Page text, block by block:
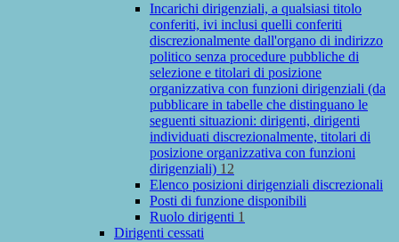
Incarichi dirigenziali, a qualsiasi titolo
conferiti, ivi inclusi quelli conferiti
discrezionalmente dall'organo di indirizzo
politico senza procedure pubbliche di
selezione e titolari di posizione
organizzativa con funzioni dirigenziali (da
pubblicare in tabelle che distinguano le
seguenti situazioni: dirigenti, dirigenti
individuati discrezionalmente, titolari di
posizione organizzativa con funzioni
dirigenziali) 12
Elenco posizioni dirigenziali discrezionali
Posti di funzione disponibili
Ruolo dirigenti 1
Dirigenti cessati